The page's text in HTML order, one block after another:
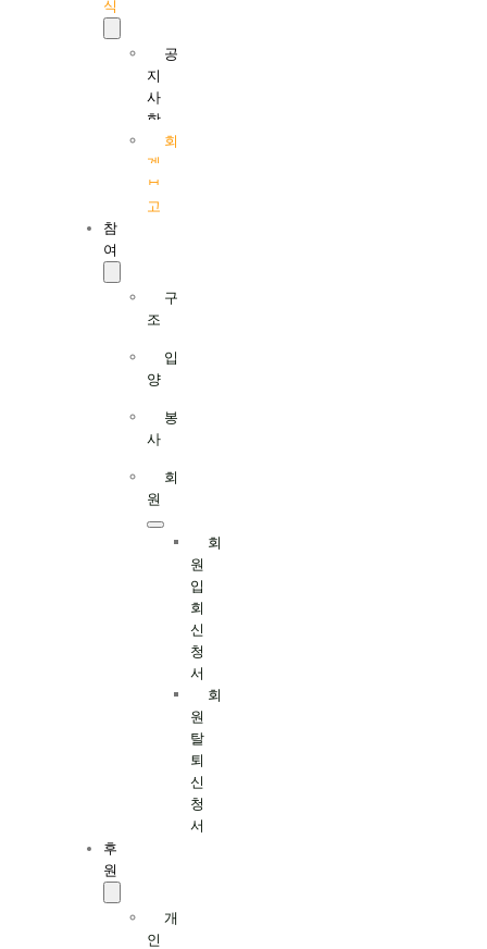
식
공
지
사
항
회
계
보
고
참
여
구
조
입
양
봉
사
회
원
회
원
입
회
신
청
서
회
원
탈
퇴
신
청
서
후
원
개
인